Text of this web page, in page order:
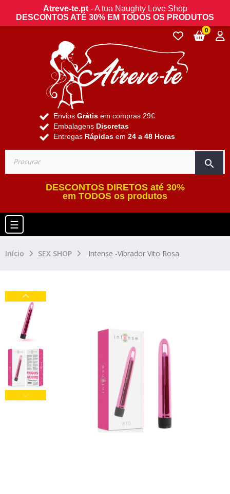
Atreve-te.pt- A tua Naughty Love Shop
DESCONTOS ATÉ 30% EM TODOS OS PRODUTOS
Envios Grátis em compras 29€
Embalagens Discretas
Entregas Rápidas em 24 a 48 Horas
search
0
DESCONTOS DIRETOS até 30%
em TODOS os produtos
Toggle navigation
☰
Início SEX SHOP Intense -Vibrador Vito Rosa